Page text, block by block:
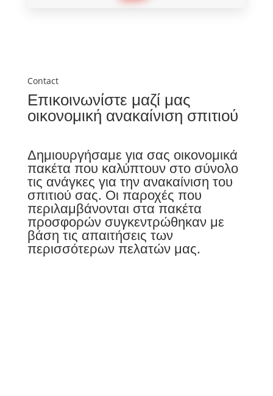
Contact
Επικοινωνίστε μαζί μας
οικονομική ανακαίνιση σπιτιού
Δημιουργήσαμε για σας οικονομικά
πακέτα που καλύπτουν στο σύνολο
τις ανάγκες για την ανακαίνιση του
σπιτιού σας. Οι παροχές που
περιλαμβάνονται στα πακέτα
προσφορών συγκεντρώθηκαν με
βάση τις απαιτήσεις των
περισσότερων πελατών μας.